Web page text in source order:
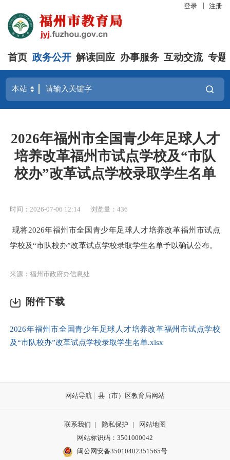
登录 注册
首页 政务公开 解读回应 办事服务 互动交流 专题
2026年福州市全国青少年足球人才
培养改革福州市试点学校及“市队
校办”改革试点学校录取学生名单
时间：2026-07-06 12:14 浏览量：436
现将2026年福州市全国青少年足球人才培养改革福州市试点
学校及“市队校办”改革试点学校录取学生名单予以确认公布。
来源：福州市政府办信息处
附件下载
2026年福州市全国青少年足球人才培养改革福州市试点学校
及“市队校办”改革试点学校录取学生名单.xlsx
网站导航 县（市）区教育局网站
联系我们 | 隐私保护 |
网站地图
网站标识码：3501000042
闽公网安备35010402351565号